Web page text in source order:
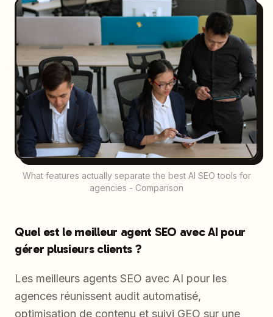
What features actually separate the best AI SEO tools for
agencies - Comparison
Quel est le meilleur agent SEO avec AI pour
gérer plusieurs clients ?
Les meilleurs agents SEO avec AI pour les
agences réunissent audit automatisé,
optimisation de contenu et suivi GEO sur une